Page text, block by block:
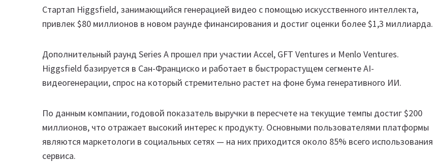
Стартап Higgsfield, занимающийся генерацией видео с помощью искусственного интеллекта,
привлек $80 миллионов в новом раунде финансирования и достиг оценки более $1,3 миллиарда.
Дополнительный раунд Series A прошел при участии Accel, GFT Ventures и Menlo Ventures.
Higgsfield базируется в Сан-Франциско и работает в быстрорастущем сегменте AI-
видеогенерации, спрос на который стремительно растет на фоне бума генеративного ИИ.
По данным компании, годовой показатель выручки в пересчете на текущие темпы достиг $200
миллионов, что отражает высокий интерес к продукту. Основными пользователями платформы
являются маркетологи в социальных сетях — на них приходится около 85% всего использования
сервиса.